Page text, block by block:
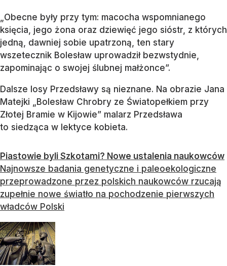
„Obecne były przy tym: macocha wspomnianego
księcia, jego żona oraz dziewięć jego sióstr, z których
jedną, dawniej sobie upatrzoną, ten stary
wszetecznik Bolesław uprowadził bezwstydnie,
zapominając o swojej ślubnej małżonce”.
Dalsze losy Przedsławy są nieznane. Na obrazie Jana
Matejki „Bolesław Chrobry ze Światopełkiem przy
Złotej Bramie w Kijowie” malarz Przedsława
to siedząca w lektyce kobieta.
Piastowie byli Szkotami? Nowe ustalenia naukowców
Najnowsze badania genetyczne i paleoekologiczne
przeprowadzone przez polskich naukowców rzucają
zupełnie nowe światło na pochodzenie pierwszych
władców Polski